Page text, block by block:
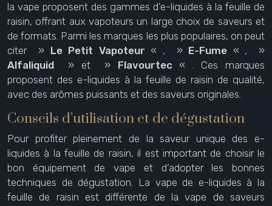
la vape proposent des gammes d’e-liquides à la feuille de
raisin, offrant aux vapoteurs un large choix de saveurs et
de formats. Parmi les marques les plus populaires, on peut
citer » Le Petit Vapoteur « , » E-Fume « , »
Alfaliquid
» et » Flavourtec « . Ces marques
proposent des e-liquides à la feuille de raisin de qualité,
avec des arômes puissants et des saveurs originales.
Conseils d’utilisation et de dégustation
Pour profiter pleinement de la saveur unique des e-
liquides à la feuille de raisin, il est important de choisir le
bon équipement de vape et d’adopter les bonnes
techniques de dégustation. La vape de e-liquides à la
feuille de raisin est différente de la vape de saveurs